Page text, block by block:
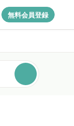
無料会員登録